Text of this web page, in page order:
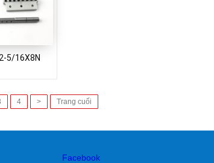
5/16X8N
4 > Trang cuối
Facebook